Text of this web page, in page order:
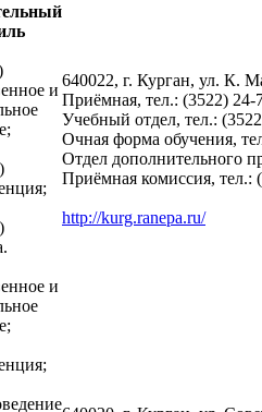
и
640022, г. Курган, ул. К.
Приёмная, тел.: (3522) 24-
Учебный отдел, тел.:
Очная форма обучения,
Отдел дополнительного
Приёмная комиссия, тел.:
http://kurg.ranepa.ru/
и